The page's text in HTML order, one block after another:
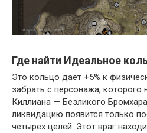
Где найти Идеальное
Это кольцо дает +5% к
забрать с персонажа, которого
Киллиана — Безликого
ликвидацию появится только
четырех целей. Этот враг